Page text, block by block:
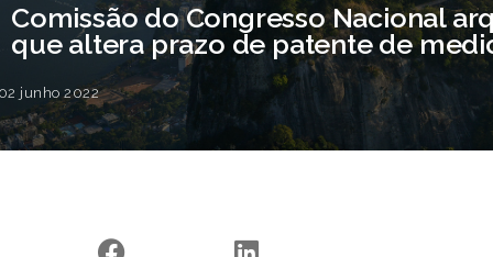
Comissão do Congresso Nacional
que altera prazo de patente de
junho 2022